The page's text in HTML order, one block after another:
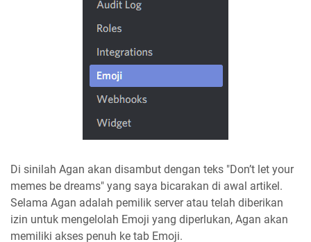
Di sinilah Agan akan disambut dengan teks "Don’t let your
memes be dreams" yang saya bicarakan di awal artikel.
Selama Agan adalah pemilik server atau telah diberikan
izin untuk mengelolah Emoji yang diperlukan, Agan akan
memiliki akses penuh ke tab Emoji.